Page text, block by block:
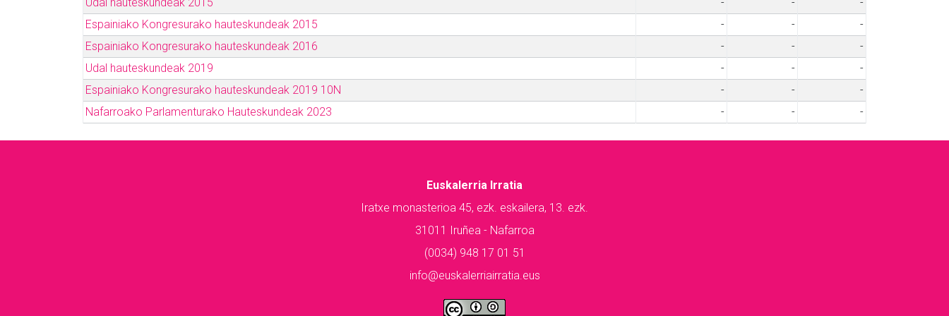
Espainiako Kongresurako hauteskundeak 2015
- -
-
Espainiako Kongresurako hauteskundeak 2016
- -
-
Udal hauteskundeak 2019
- -
-
Espainiako Kongresurako hauteskundeak 2019 10N
- -
-
Nafarroako Parlamenturako Hauteskundeak 2023
- - -
Euskalerria Irratia
Iratxe monasterioa 45, ezk. eskailera, 13. ezk.
31011 Iruñea - Nafarroa
(0034) 948 17 01 51
info@euskalerriairratia.eus